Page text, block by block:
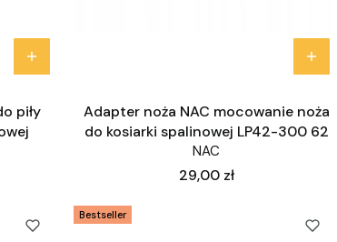
piły
Adapter noża NAC mocowanie noża
do kosiarki spalinowej LP42-300 62
NAC
Cena
29,00 zł
Bestseller